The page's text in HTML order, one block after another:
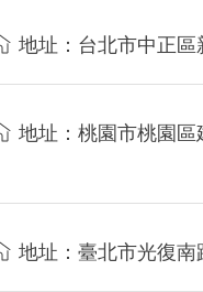
地址：台北市中正
地址：桃園市桃園區
地址：臺北市光復南